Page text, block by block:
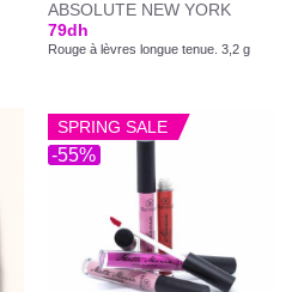
ABSOLUTE NEW YORK
79dh
Rouge à lèvres longue tenue. 3,2 g
-55%
SPRING SALE